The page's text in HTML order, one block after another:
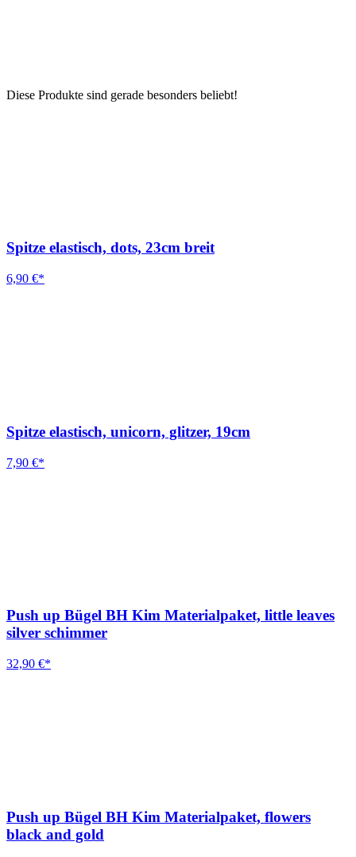
Diese Produkte sind gerade besonders beliebt!
Spitze elastisch, dots, 23cm breit
6,90 €*
Spitze elastisch, unicorn, glitzer, 19cm
7,90 €*
Push up Bügel BH Kim Materialpaket, little leaves
silver schimmer
32,90 €*
Push up Bügel BH Kim Materialpaket, flowers
black and gold